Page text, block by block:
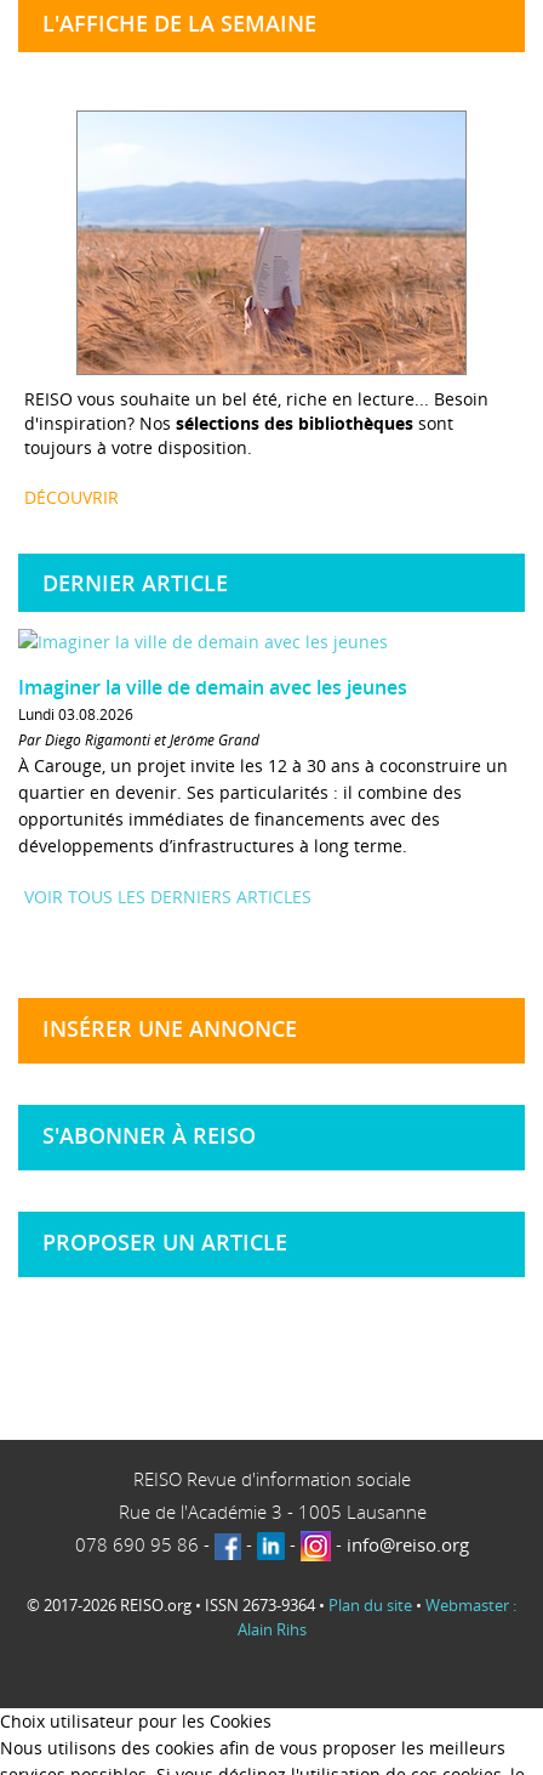
L'AFFICHE DE LA SEMAINE
REISO vous souhaite un bel été, riche en lecture... Besoin
d'inspiration? Nos sélections des bibliothèques sont
toujours à votre disposition.
DÉCOUVRIR
DERNIER ARTICLE
Imaginer la ville de demain avec les jeunes
Lundi 03.08.2026
Par Diego Rigamonti et Jérôme Grand
À Carouge, un projet invite les 12 à 30 ans à coconstruire un
quartier en devenir. Ses particularités : il combine des
opportunités immédiates de financements avec des
développements d’infrastructures à long terme.
VOIR TOUS LES DERNIERS ARTICLES
INSÉRER UNE ANNONCE
S'ABONNER À REISO
PROPOSER UN ARTICLE
REISO Revue d'information sociale
Rue de l'Académie 3 - 1005 Lausanne
078 690 95 86 - - - - info@reiso.org
© 2017-2026 REISO.org • ISSN 2673-9364 • Plan du site • Webmaster :
Alain Rihs
Choix utilisateur pour les Cookies
Nous utilisons des cookies afin de vous proposer les meilleurs